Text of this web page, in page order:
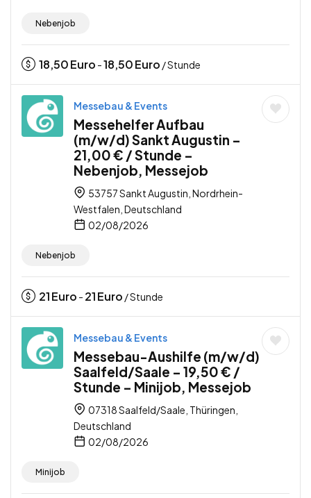
Nebenjob
18,50Euro -18,50Euro / Stunde
Messebau & Events
Messehelfer Aufbau
(m/w/d) Sankt Augustin –
21,00 € / Stunde –
Nebenjob, Messejob
53757 Sankt Augustin, Nordrhein-
Westfalen, Deutschland
02/08/2026
Nebenjob
21Euro - 21Euro / Stunde
Messebau & Events
Messebau-Aushilfe (m/w/d)
Saalfeld/Saale – 19,50 € /
Stunde – Minijob, Messejob
07318 Saalfeld/Saale, Thüringen,
Deutschland
02/08/2026
Minijob